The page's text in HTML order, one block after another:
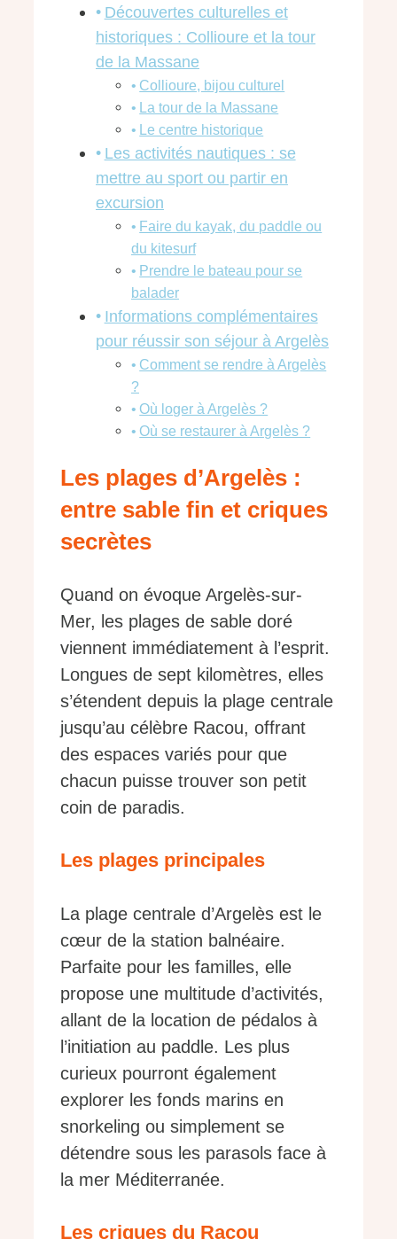
Découvertes culturelles et
historiques : Collioure et la tour
de la Massane
Collioure, bijou culturel
La tour de la Massane
Le centre historique
Les activités nautiques : se
mettre au sport ou partir en
excursion
Faire du kayak, du paddle ou
du kitesurf
Prendre le bateau pour se
balader
Informations complémentaires
pour réussir son séjour à Argelès
Comment se rendre à Argelès
?
Où loger à Argelès ?
Où se restaurer à Argelès ?
Les plages d’Argelès :
entre sable fin et criques
secrètes
Quand on évoque Argelès-sur-
Mer, les plages de sable doré
viennent immédiatement à l’esprit.
Longues de sept kilomètres, elles
s’étendent depuis la plage centrale
jusqu’au célèbre Racou, offrant
des espaces variés pour que
chacun puisse trouver son petit
coin de paradis.
Les plages principales
La plage centrale d’Argelès est le
cœur de la station balnéaire.
Parfaite pour les familles, elle
propose une multitude d’activités,
allant de la location de pédalos à
l’initiation au paddle. Les plus
curieux pourront également
explorer les fonds marins en
snorkeling ou simplement se
détendre sous les parasols face à
la mer Méditerranée.
Les criques du Racou